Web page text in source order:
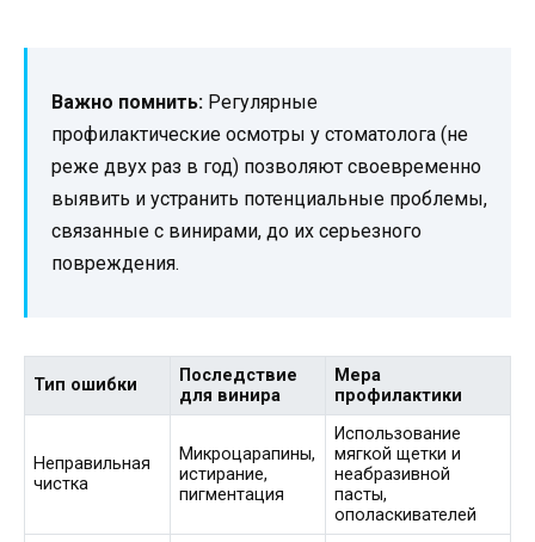
Важно помнить: Регулярные
профилактические осмотры у стоматолога (не
реже двух раз в год) позволяют своевременно
выявить и устранить потенциальные проблемы,
связанные с винирами, до их серьезного
повреждения.
Тип ошибки
Последствие
для винира
Мера
профилактики
Неправильная
чистка
Микроцарапины,
истирание,
пигментация
Использование
мягкой щетки и
неабразивной
пасты,
ополаскивателей